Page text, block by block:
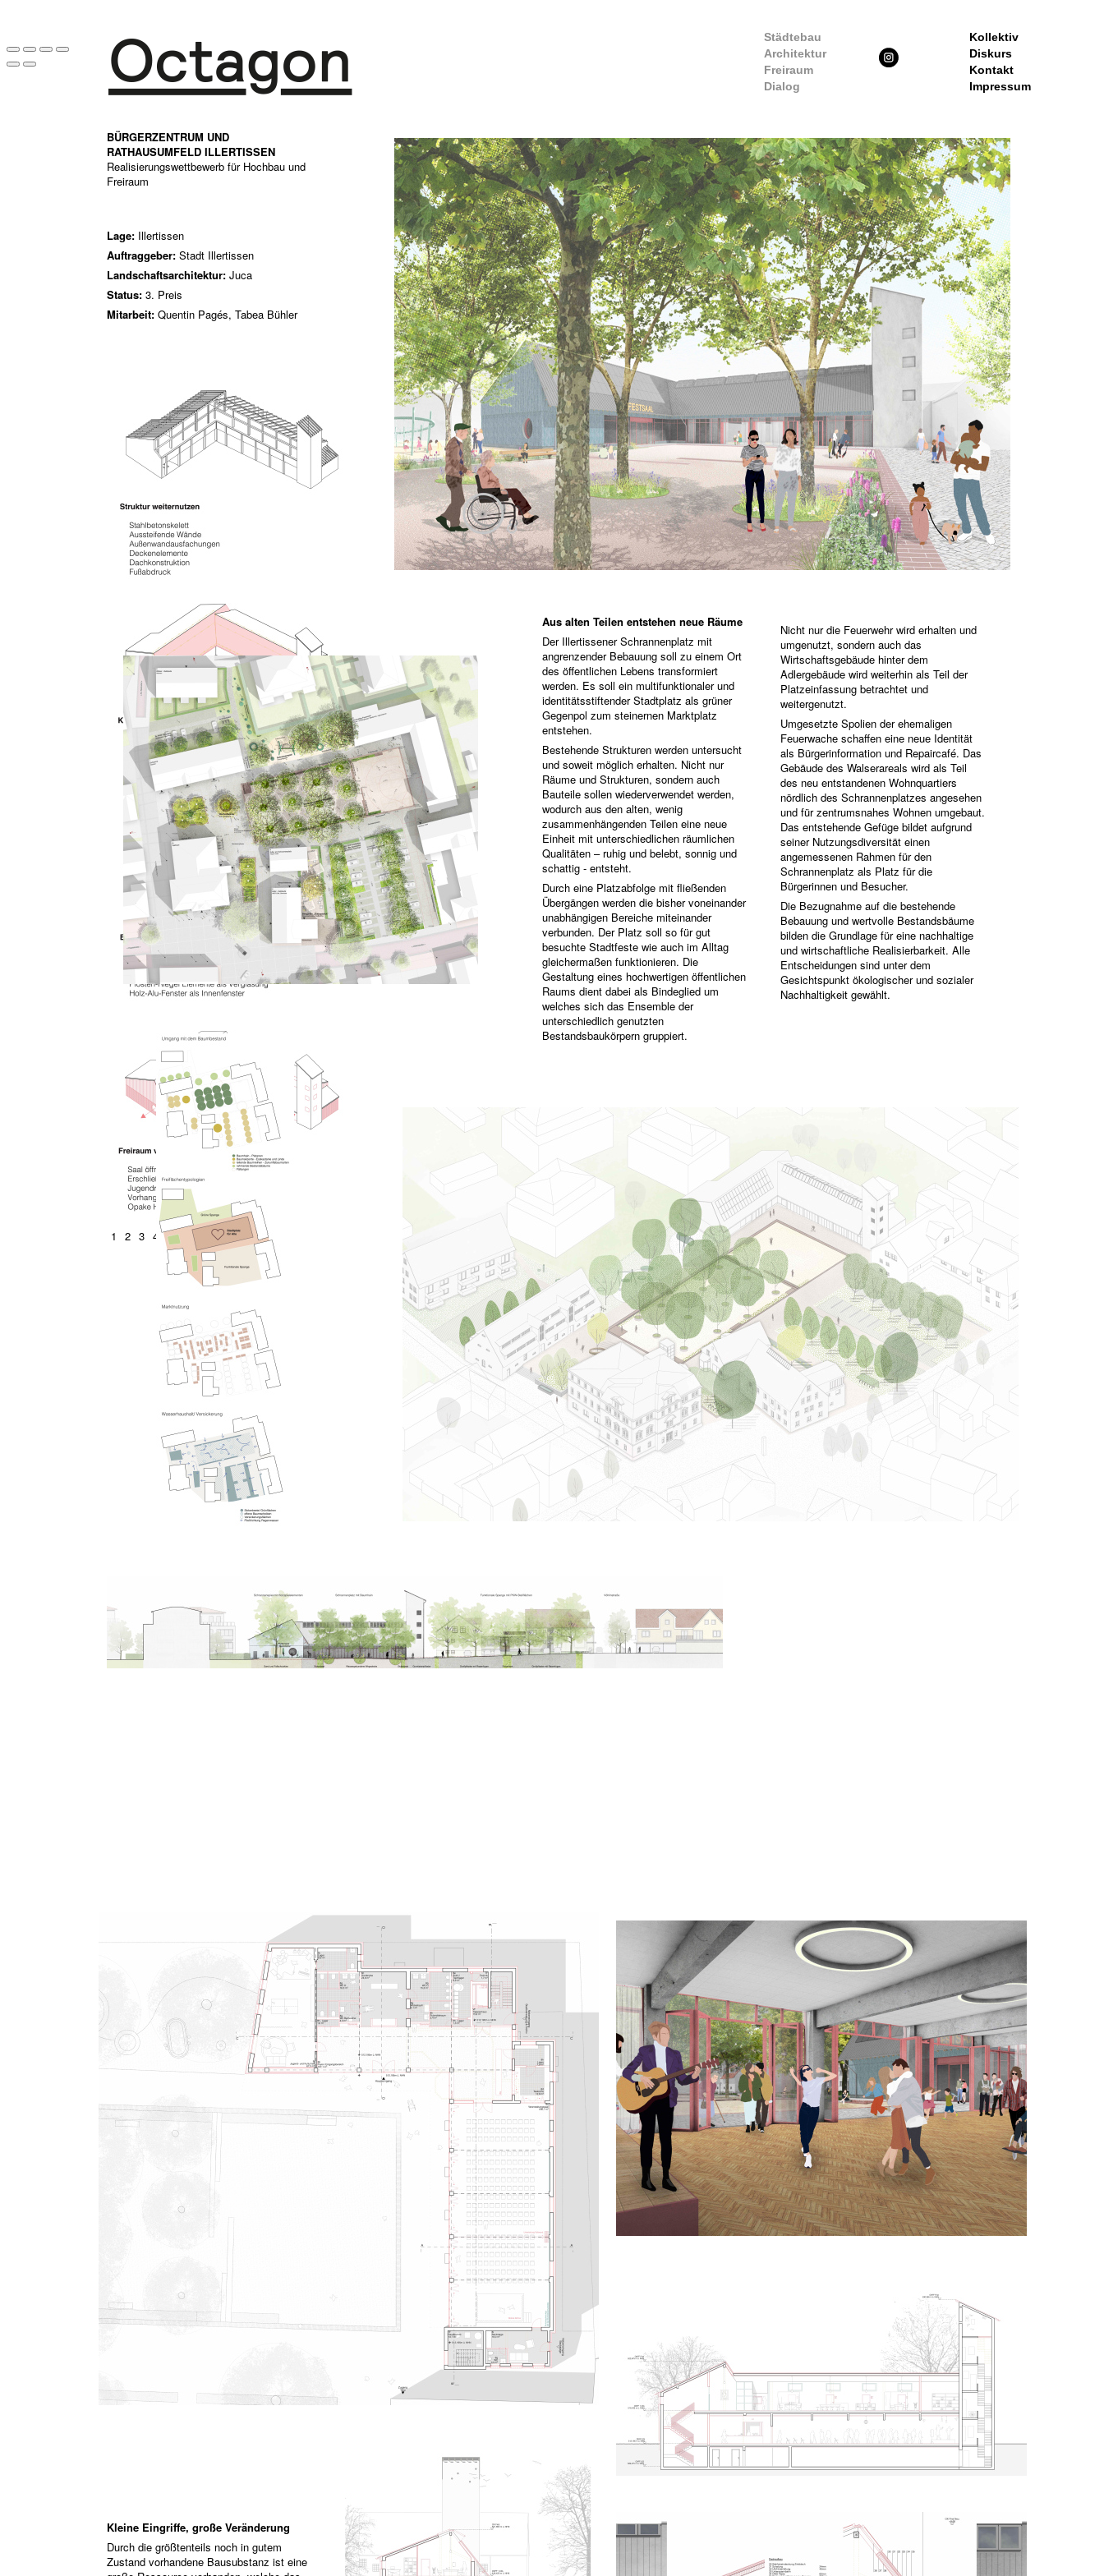
Kollektiv
Kontakt
Diskurs
Impressum
Städtebau
Architektur
Freiraum
Dialog
BÜRGERZENTRUM UND
RATHAUSUMFELD ILLERTISSEN
Realisierungswettbewerb für Hochbau und
Freiraum
Lage: Illertissen
Auftraggeber: Stadt Illertissen
Landschaftsarchitektur: Juca
Status: 3. Preis
Mitarbeit: Quentin Pagés, Tabea Bühler
1 2 3 4
Aus alten Teilen entstehen neue Räume
Der Illertissener Schrannenplatz mit
angrenzender Bebauung soll zu einem Ort
des öffentlichen Lebens transformiert
werden. Es soll ein multifunktionaler und
identitätsstiftender Stadtplatz als grüner
Gegenpol zum steinernen Marktplatz
entstehen.
Bestehende Strukturen werden untersucht
und soweit möglich erhalten. Nicht nur
Räume und Strukturen, sondern auch
Bauteile sollen wiederverwendet werden,
wodurch aus den alten, wenig
zusammenhängenden Teilen eine neue
Einheit mit unterschiedlichen räumlichen
Qualitäten – ruhig und belebt, sonnig und
schattig - entsteht.
Durch eine Platzabfolge mit fließenden
Übergängen werden die bisher voneinander
unabhängigen Bereiche miteinander
verbunden. Der Platz soll so für gut
besuchte Stadtfeste wie auch im Alltag
gleichermaßen funktionieren. Die
Gestaltung eines hochwertigen öffentlichen
Raums dient dabei als Bindeglied um
welches sich das Ensemble der
unterschiedlich genutzten
Bestandsbaukörpern gruppiert.
Nicht nur die Feuerwehr wird erhalten und
umgenutzt, sondern auch das
Wirtschaftsgebäude hinter dem
Adlergebäude wird weiterhin als Teil der
Platzeinfassung betrachtet und
weitergenutzt.
Umgesetzte Spolien der ehemaligen
Feuerwache schaffen eine neue Identität
als Bürgerinformation und Repaircafé. Das
Gebäude des Walserareals wird als Teil
des neu entstandenen Wohnquartiers
nördlich des Schrannenplatzes angesehen
und für zentrumsnahes Wohnen umgebaut.
Das entstehende Gefüge bildet aufgrund
seiner Nutzungsdiversität einen
angemessenen Rahmen für den
Schrannenplatz als Platz für die
Bürgerinnen und Besucher.
Die Bezugnahme auf die bestehende
Bebauung und wertvolle Bestandsbäume
bilden die Grundlage für eine nachhaltige
und wirtschaftliche Realisierbarkeit. Alle
Entscheidungen sind unter dem
Gesichtspunkt ökologischer und sozialer
Nachhaltigkeit gewählt.
Kleine Eingriffe, große Veränderung
Durch die größtenteils noch in gutem
Zustand vorhandene Bausubstanz ist eine